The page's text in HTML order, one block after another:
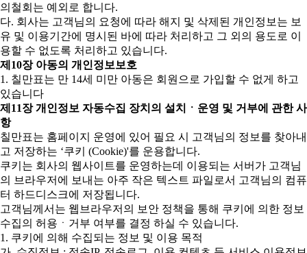
의철회는 예외로 합니다.
다. 회사는 고객님의 요청에 따라 해지 및 삭제된 개인정보는 보
유 및 이용기간에 명시된 바에 따라 처리하고 그 외의 용도로 이
용할 수 없도록 처리하고 있습니다.
제10장 아동의 개인정보보호
1. 칠만표는 만 14세 미만 아동은 회원으로 가입할 수 없게 하고
있습니다
제11장 개인정보 자동수집 장치의 설치ㆍ운영 및 거부에 관한 사
항
칠만표는 홈페이지 운영에 있어 필요 시 고객님의 정보를 찾아내
고 저장하는 ‘쿠키 (Cookie)'를 운용합니다.
쿠키는 회사의 웹사이트를 운영하는데 이용되는 서버가 고객님
의 브라우저에 보내는 아주 작은 텍스트 파일로서 고객님의 컴퓨
터 하드디스크에 저장됩니다.
고객님께서는 웹브라우저의 보안 정책을 통해 쿠키에 의한 정보
수집의 허용ㆍ거부 여부를 결정 하실 수 있습니다.
1. 쿠키에 의해 수집되는 정보 및 이용 목적